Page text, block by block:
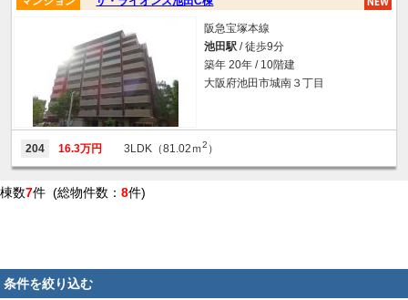
阪急宝塚本線
池田駅 / 徒歩9分
築年 20年 / 10階建
大阪府池田市城南３丁目
204 16.3万円 3LDK（81.02ｍ2 ）
棟数7件 (総物件数： 8件)
条件を絞り込む